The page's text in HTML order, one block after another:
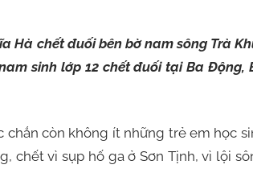
Hà chết đuối bên bờ nam sông Trà
sinh lớp 12 chết đuối tại Ba Động,
chắn còn không ít những trẻ em học
chết vì sụp hố ga ở Sơn Tịnh, vì lội